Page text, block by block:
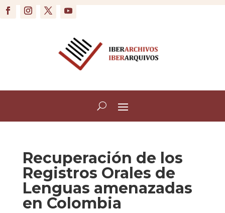
Recuperación de los
Registros Orales de
Lenguas amenazadas
en Colombia